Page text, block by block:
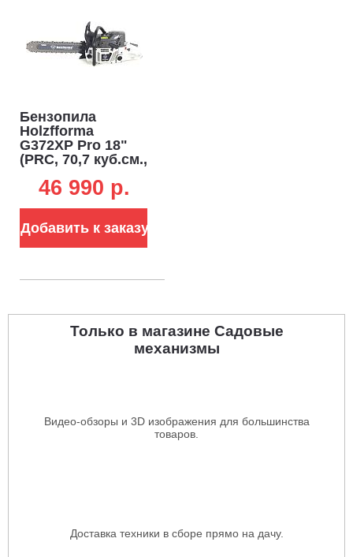
Бензопила
Holzfforma
G372XP Pro 18"
(PRC, 70,7 куб.см.,
3/8", 1,5 мм, 68E,
Walbro Carburetor,
46 990 p.
Добавить к заказу
Только в магазине Садовые
механизмы
Видео-обзоры и 3D изображения для большинства
товаров.
Доставка техники в сборе прямо на дачу.